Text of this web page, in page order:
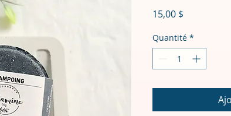
15,00 $
Quantité *